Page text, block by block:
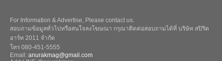
For Information & Advertise, Please contact us.
สอบถามข้อมูลทั่วไปหรือสนใจลงโฆษณา กรุณาติดต่อสอบถามได้ที่ บริษัท สปิริต
อาร์ท 2011 จำกัด
โทร 080-451-5555
Email: anurakmag@gmail.com